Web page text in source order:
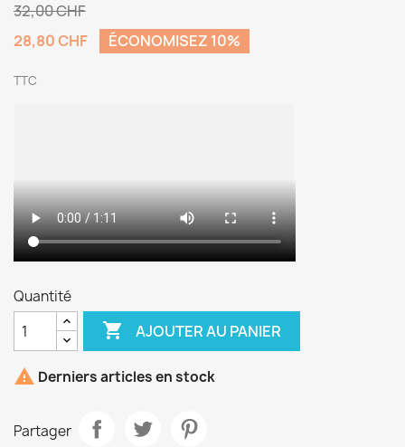
32,00 CHF
28,80 CHF
ÉCONOMISEZ 10%
TTC
Quantité
 AJOUTER AU PANIER
 Derniers articles en stock
Partager